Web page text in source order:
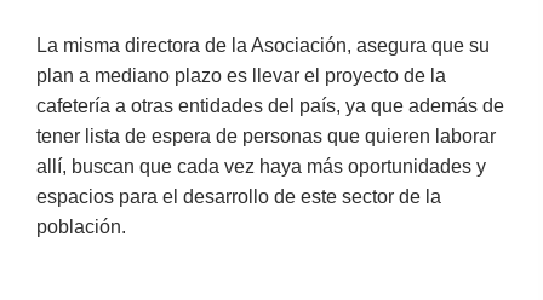
La misma directora de la Asociación, asegura que su
plan a mediano plazo es llevar el proyecto de la
cafetería a otras entidades del país, ya que además de
tener lista de espera de personas que quieren laborar
allí, buscan que cada vez haya más oportunidades y
espacios para el desarrollo de este sector de la
población.